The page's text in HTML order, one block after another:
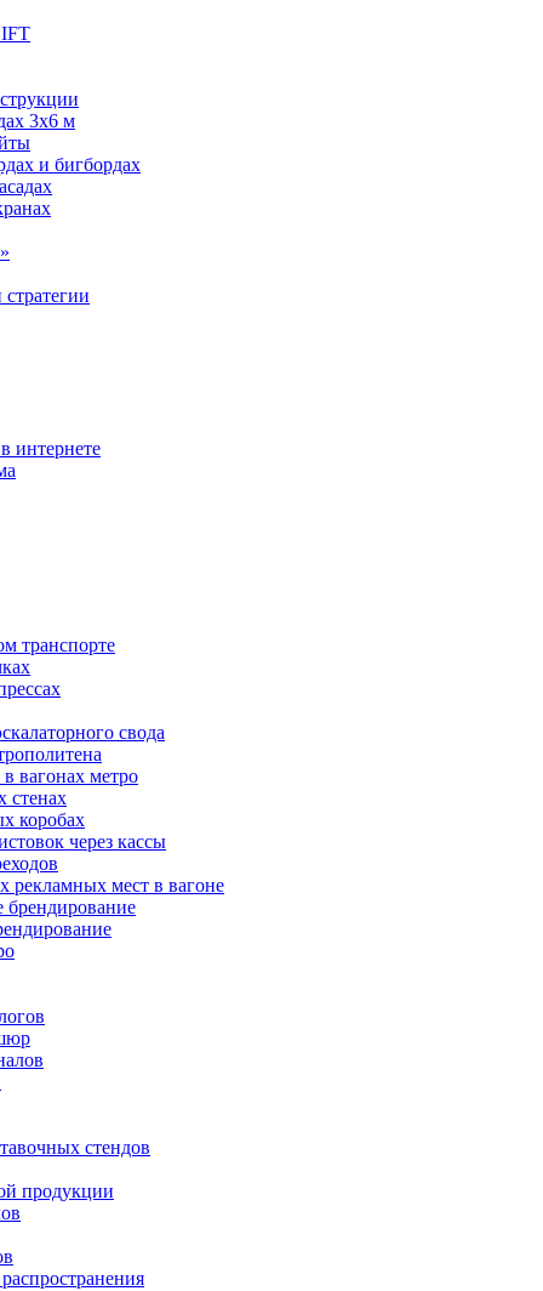
3х6 м
и бигбордах
интернете
транспорте
свода
вагонах метро
стенах
коробах
через кассы
рекламных мест в вагоне
брендирование
стендов
продукции